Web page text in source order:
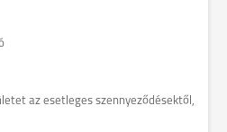
az esetleges szennyeződésektől,